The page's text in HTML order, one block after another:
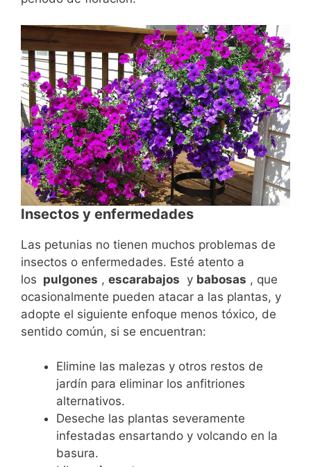
Insectos y enfermedades
Las petunias no tienen muchos problemas de
insectos o enfermedades. Esté atento a
los pulgones , escarabajos y babosas , que
ocasionalmente pueden atacar a las plantas, y
adopte el siguiente enfoque menos tóxico, de
sentido común, si se encuentran:
Elimine las malezas y otros restos de
jardín para eliminar los anfitriones
alternativos.
Deseche las plantas severamente
infestadas ensartando y volcando en la
basura.